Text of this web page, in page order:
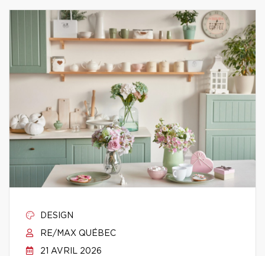
DESIGN
RE/MAX QUÉBEC
21 AVRIL 2026